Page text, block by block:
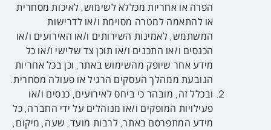
הפרה או אחריות מכללא לשימוש, לאיכות מסחרית
או להתאמה למטרה מסוימת ו/או לדרישות
המשתמש, לאמינות השירותים ו/או האירועים ו/או
הכנסים ו/או התכנים ו/או תוכן צד שלישי ו/או כל
מידע אחר שיופק מהשימוש באתר, וכן בכל אחריות
הנובעת ממהלך העסקים הרגיל או פעולה מסחרית.
ובכלל זה, מובהר כי ביחס לאירועים, כנסים ו/או
פעילויות המופקים ו/או מנוהלים על ידי החברה, כל
מידע המתפרסם באתר, לרבות מועד, שעה, מיקום,